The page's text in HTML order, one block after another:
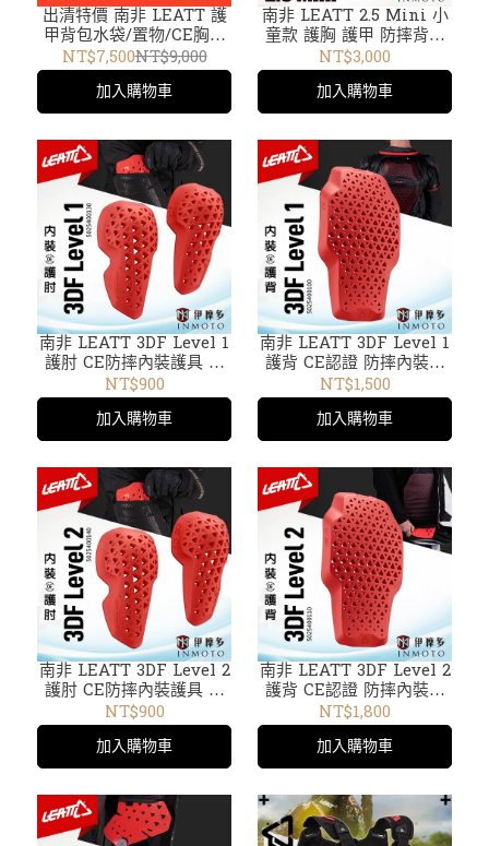
出清特價 南非 LEATT 護
甲背包水袋/置物/CE胸背
護具一體 5018100151黑白
GPX 4.5 HYDRA
NT$7,500NT$9,000
加入購物車
南非 LEATT 2.5 Mini 小
童款 護胸 護甲 防摔背心
可結合護頸 CE認證 越野
滑胎MTB兒童護具
5016100600 橘黑
501610060X
NT$3,000
加入購物車
南非 LEATT 3DF Level 1
護肘 CE防摔內裝護具 越
野重機ADV 5025400130
NT$900
加入購物車
南非 LEATT 3DF Level 1
護背 CE認證 防摔內裝護
具 越野 重機 ADV MTB
滑胎 5025400100
NT$1,500
加入購物車
南非 LEATT 3DF Level 2
護肘 CE防摔內裝護具 越
野重機ADV 5025400140
NT$900
加入購物車
南非 LEATT 3DF Level 2
護背 CE認證 防摔內裝護
具 越野 重機 ADV MTB
滑胎 5025400110
NT$1,800
加入購物車